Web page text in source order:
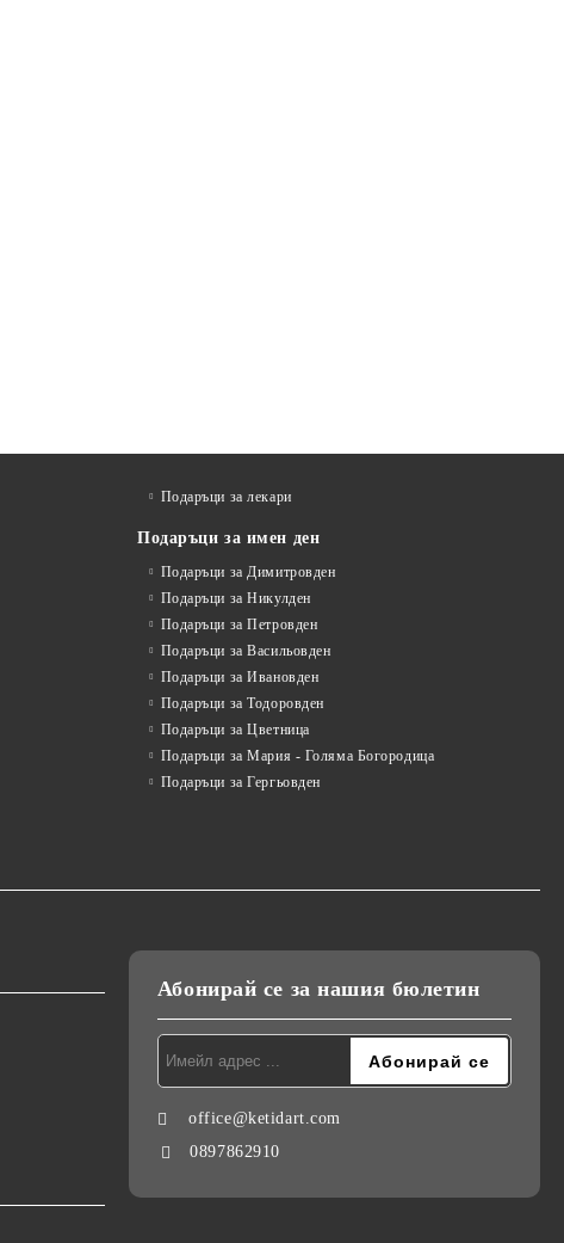
Подаръци за лекари
Подаръци за имен ден
Подаръци за Димитровден
Подаръци за Никулден
Подаръци за Петровден
Подаръци за Васильовден
Подаръци за Ивановден
Подаръци за Тодоровден
Подаръци за Цветница
Подаръци за Мария - Голяма Богородица
Подаръци за Гергьовден
Абонирай се за нашия бюлетин
office@ketidart.com
0897862910